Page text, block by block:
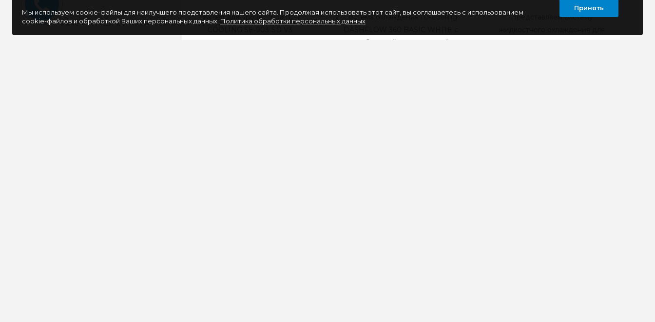
Кулер для процессора ID-
Система охлаждения ID-Cooling
наибольшей рассеиваемой
Представляем систему
Мы используем cookie-файлы для наилучшего представления нашего сайта. Продолжая использовать этот сайт, вы соглашаетесь с использованием
cookie-файлов и обработкой Ваших персональных данных. Политика обработки персональных данных
Принять